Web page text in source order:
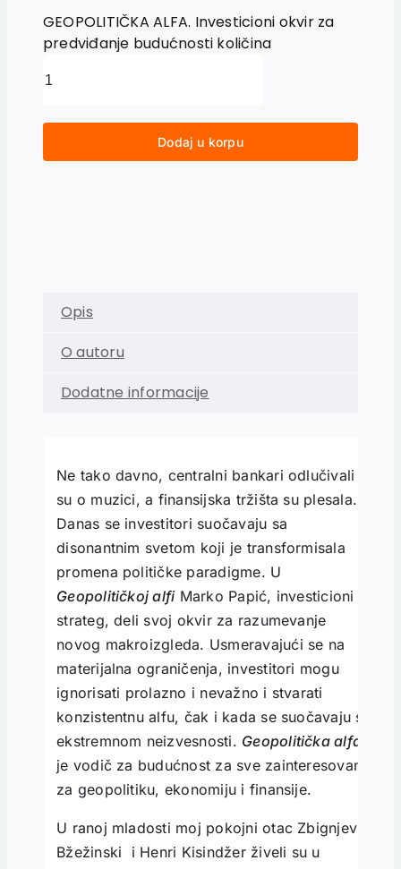
GEOPOLITIČKA ALFA. Investicioni okvir za
predviđanje budućnosti količina
Dodaj u korpu
Opis
O autoru
Dodatne informacije
Ne tako davno, centralni bankari odlučivali
su o muzici, a finansijska tržišta su plesala.
Danas se investitori suočavaju sa
disonantnim svetom koji je transformisala
promena političke paradigme. U
Geopolitičkoj alfiMarko Papić, investicioni
strateg, deli svoj okvir za razumevanje
novog makroizgleda. Usmeravajući se na
materijalna ograničenja, investitori mogu
ignorisati prolazno i nevažno i stvarati
konzistentnu alfu, čak i kada se suočavaju sa
ekstremnom neizvesnosti. Geopolitička alfa
je vodič za budućnost za sve zainteresovane
za geopolitiku, ekonomiju i finansije.
U ranoj mladosti moj pokojni otac Zbignjev
Bžežinski i Henri Kisindžer živeli su u